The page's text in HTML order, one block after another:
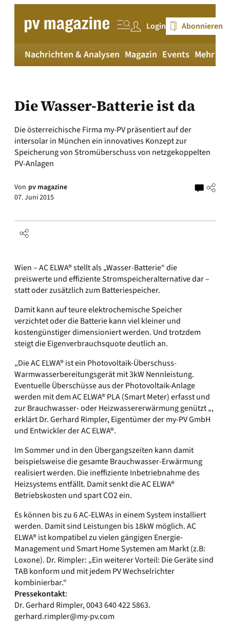
springen
Login Abonnieren
Nachrichten & Analysen Magazin Events Mehr
Die Wasser-Batterie ist da
Die österreichische Firma my-PV präsentiert auf der
intersolar in München ein innovatives Konzept zur
Speicherung von Stromüberschuss von netzgekoppelten
PV-Anlagen
Von pv magazine
07. Juni 2015
Wien – AC ELWA® stellt als „Wasser-Batterie“ die
preiswerte und effiziente Stromspeicheralternative dar –
statt oder zusätzlich zum Batteriespeicher.
Damit kann auf teure elektrochemische Speicher
verzichtet oder die Batterie kann viel kleiner und
kostengünstiger dimensioniert werden. Und trotzdem
steigt die Eigenverbrauchsquote deutlich an.
„Die AC ELWA® ist ein Photovoltaik-Überschuss-
Warmwasserbereitungsgerät mit 3kW Nennleistung.
Eventuelle Überschüsse aus der Photovoltaik-Anlage
werden mit dem AC ELWA® PLA (Smart Meter) erfasst und
zur Brauchwasser- oder Heizwassererwärmung genützt „,
erklärt Dr. Gerhard Rimpler, Eigentümer der my-PV GmbH
und Entwickler der AC ELWA®.
Im Sommer und in den Übergangszeiten kann damit
beispielsweise die gesamte Brauchwasser-Erwärmung
realisiert werden. Die ineffiziente Inbetriebnahme des
Heizsystems entfällt. Damit senkt die AC ELWA®
Betriebskosten und spart CO2 ein.
Es können bis zu 6 AC-ELWAs in einem System installiert
werden. Damit sind Leistungen bis 18kW möglich. AC
ELWA® ist kompatibel zu vielen gängigen Energie-
Management und Smart Home Systemen am Markt (z.B:
Loxone). Dr. Rimpler: „Ein weiterer Vorteil: Die Geräte sind
TAB konform und mit jedem PV Wechselrichter
kombinierbar.“
Pressekontakt:
Dr. Gerhard Rimpler, 0043 640 422 5863.
gerhard.rimpler@my-pv.com